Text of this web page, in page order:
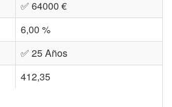
✅ 64000 €
6,00 %
✅ 25 Años
412,35